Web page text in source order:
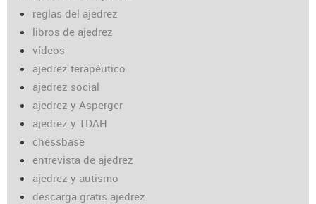
reglas del ajedrez
libros de ajedrez
vídeos
ajedrez terapéutico
ajedrez social
ajedrez y Asperger
ajedrez y TDAH
chessbase
entrevista de ajedrez
ajedrez y autismo
descarga gratis ajedrez